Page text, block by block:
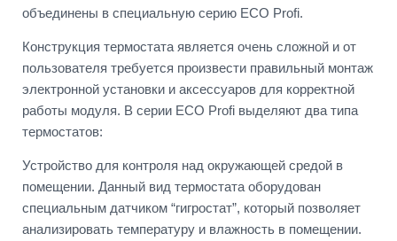
объединены в специальную серию ECO Profi.
Конструкция термостата является очень сложной и от
пользователя требуется произвести правильный монтаж
электронной установки и аксессуаров для корректной
работы модуля. В серии ECO Profi выделяют два типа
термостатов:
Устройство для контроля над окружающей средой в
помещении. Данный вид термостата оборудован
специальным датчиком “гигростат”, который позволяет
анализировать температуру и влажность в помещении.